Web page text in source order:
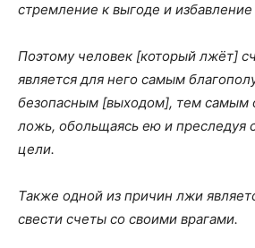
стремление к выгоде и
Поэтому человек [который лжёт]
является для него самым
безопасным [выходом], тем самым
ложь, обольщаясь ею и преследуя
цели.
Также одной из причин лжи
свести счеты со своими врагами.